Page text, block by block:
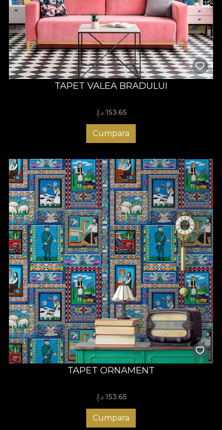
TAPET VALEA BRADULUI
153.65 د.إ.‏
Cumpara
TAPET ORNAMENT
153.65 د.إ.‏
Cumpara